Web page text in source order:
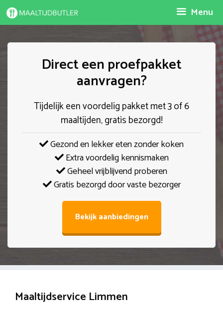
Spring
naar
Menu
Direct een proefpakket
aanvragen?
Tijdelijk een voordelig pakket met 3 of 6
maaltijden, gratis bezorgd!
Gezond en lekker eten zonder koken
Extra voordelig kennismaken
Geheel vrijblijvend proberen
Gratis bezorgd door vaste bezorger
Bekijk aanbiedingen
Maaltijdservice Limmen